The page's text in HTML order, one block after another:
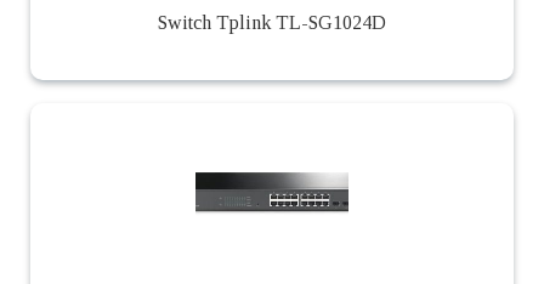
Switch Tplink TL-SG1024D